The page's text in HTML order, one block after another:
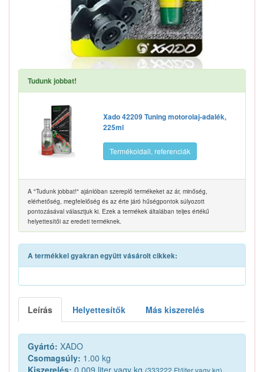
Tudunk jobbat!
Xado 42209 Tuning motorolaj-adalék,
225ml
Termékoldall, referenciák
A "Tudunk jobbat!" ajánlóban szereplő termékeket az ár, minőség,
elérhetőség, megfelelőség és az érte járó hűségpontok súlyozott
pontozásával választjuk ki. Ezek a termékek általában teljes értékű
helyettesítői az eredeti terméknek.
A termékkel gyakran együtt vásárolt cikkek:
Leírás Helyettesítők Más kiszerelés
Gyártó: XADO
Csomagsúly: 1.00 kg